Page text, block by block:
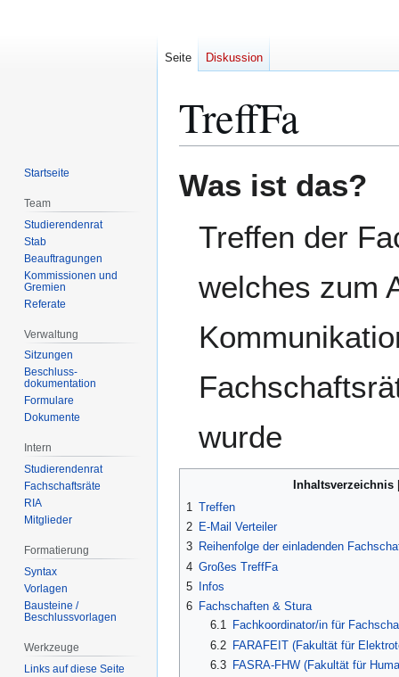
TreffFa
Navigation
Suche
Was ist das?
Treffen der
welches zum
wurde
Inhaltsverzeichnis
1
Treffen
2 E-Mail Verteiler
3 Reihenfolge der einladenden
4 Großes TreffFa
5
Infos
6 Fachschaften & Stura
6.1
Fachkoordinator/in für
6.2
FARAFEIT (Fakultät für
6.3
FASRA-FHW (Fakultät für
Seite Diskussion
Startseite
Team
Studierendenrat
Stab
Beauftragungen
Kommissionen und
Gremien
Referate
Verwaltung
Sitzungen
Beschluss-
dokumentation
Formulare
Dokumente
Intern
Studierendenrat
Fachschaftsräte
RIA
Mitglieder
Formatierung
Syntax
Vorlagen
Bausteine /
Beschlussvorlagen
Werkzeuge
Links auf diese Seite